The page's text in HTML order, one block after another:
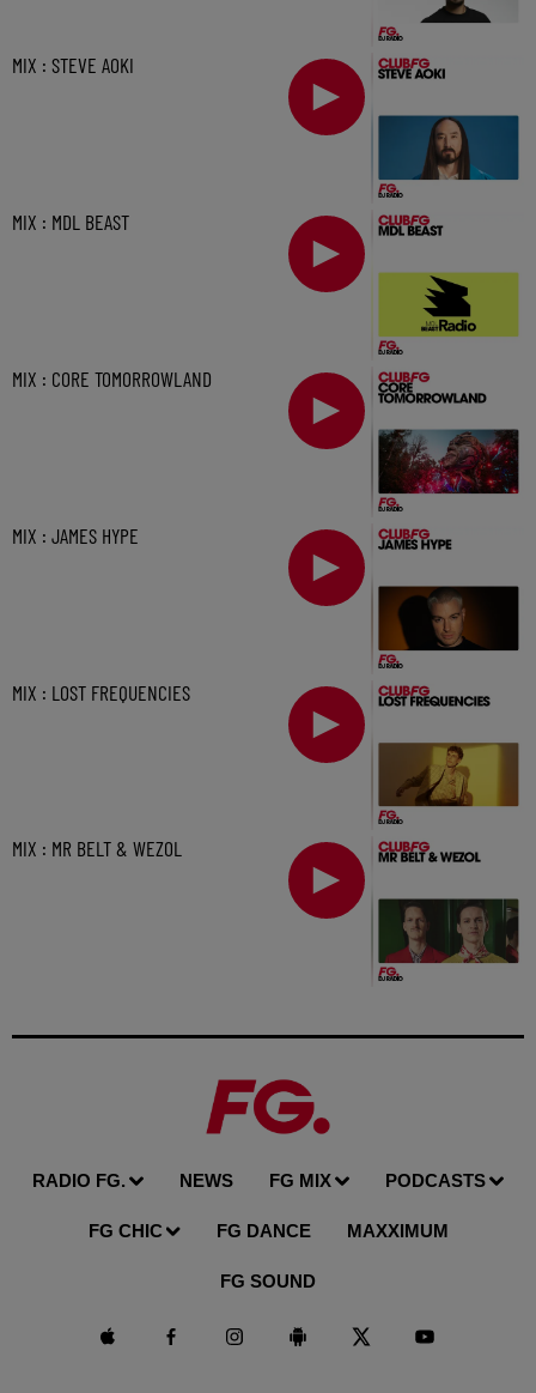
MIX : STEVE AOKI
MIX : MDL BEAST
MIX : CORE TOMORROWLAND
MIX : JAMES HYPE
MIX : LOST FREQUENCIES
MIX : MR BELT & WEZOL
RADIO FG. NEWS FG MIX PODCASTS
FG CHIC FG DANCE MAXXIMUM
FG SOUND